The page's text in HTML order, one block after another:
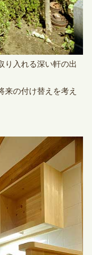
り入れる深い軒の出
来の付け替えを考え